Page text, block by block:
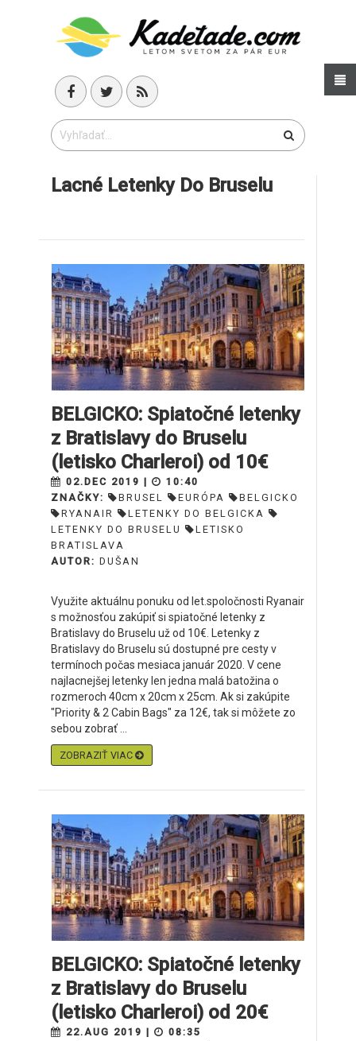
Lacné Letenky Do Bruselu
BELGICKO: Spiatočné letenky
z Bratislavy do Bruselu
(letisko Charleroi) od 10€
02.DEC 2019 |
10:40
ZNAČKY:
BRUSEL EURÓPA
BELGICKO
RYANAIR
LETENKY DO BELGICKA
LETENKY DO BRUSELU
LETISKO
BRATISLAVA
AUTOR: DUŠAN
Využite aktuálnu ponuku od let.spoločnosti Ryanair
s možnosťou zakúpiť si spiatočné letenky z
Bratislavy do Bruselu už od 10€. Letenky z
Bratislavy do Bruselu sú dostupné pre cesty v
termínoch počas mesiaca január 2020. V cene
najlacnejšej letenky len jedna malá batožina o
rozmeroch 40cm x 20cm x 25cm. Ak si zakúpite
"Priority & 2 Cabin Bags" za 12€, tak si môžete zo
sebou zobrať ...
ZOBRAZIŤ VIAC
BELGICKO: Spiatočné letenky
z Bratislavy do Bruselu
(letisko Charleroi) od 20€
22.AUG 2019 |
08:35